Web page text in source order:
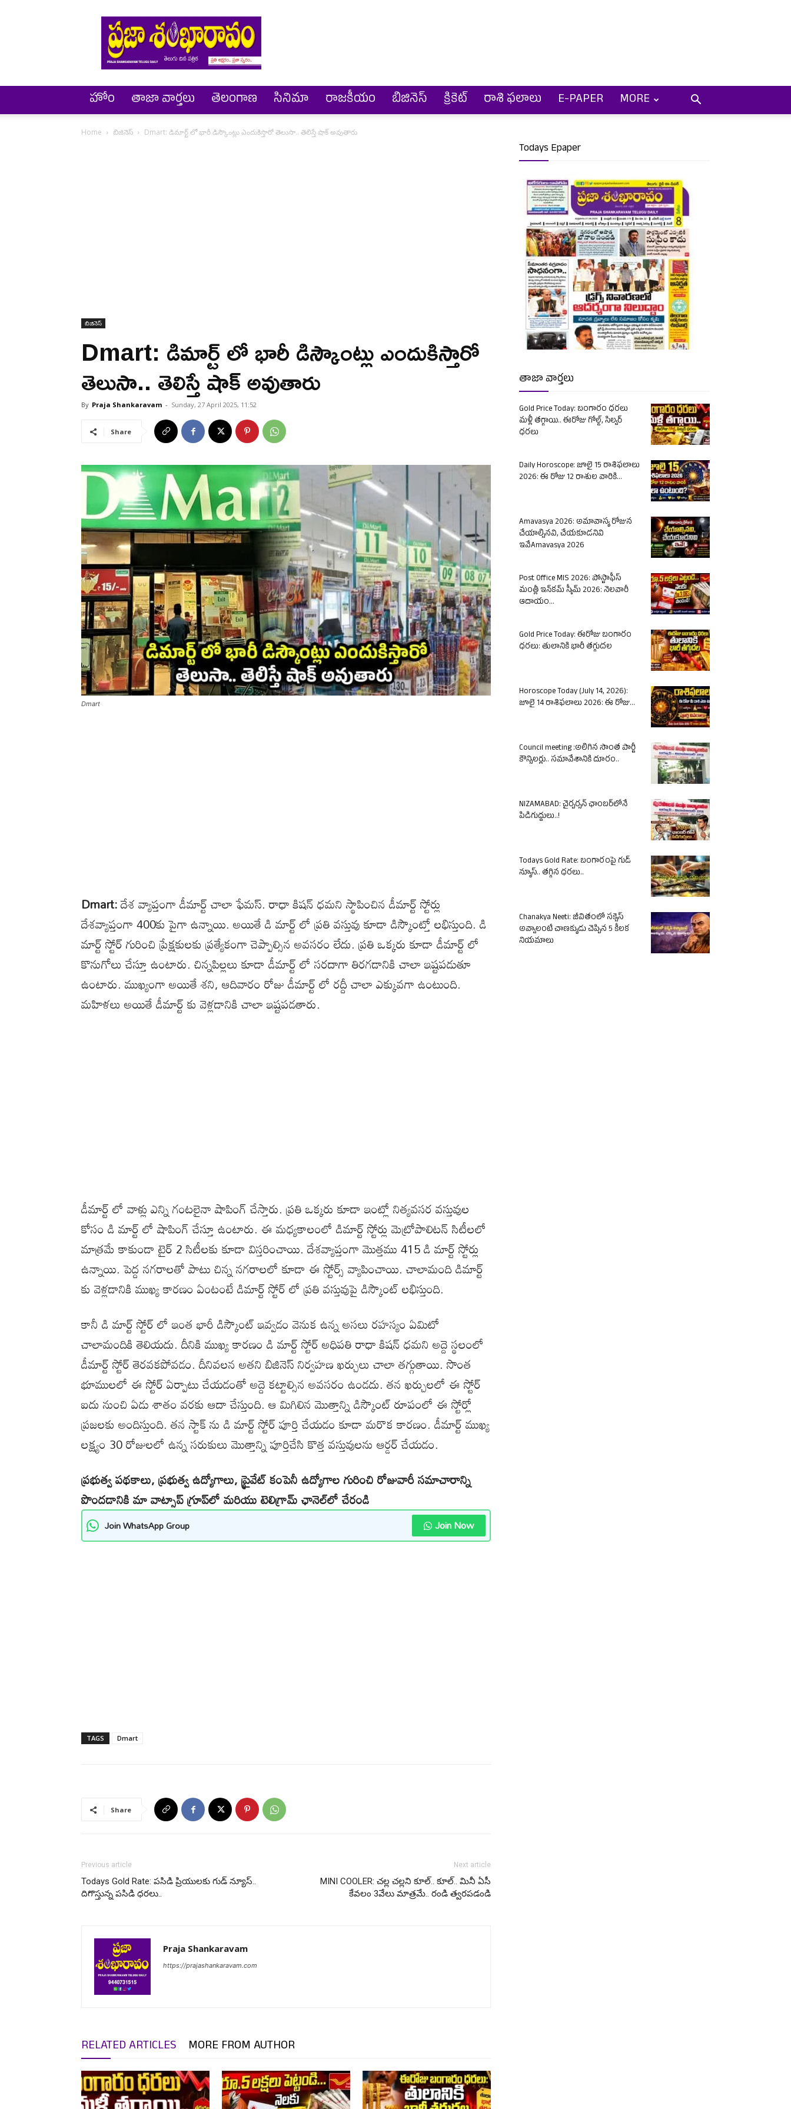
Prajashankaravam
హోం తాజా వార్తలు తెలంగాణ సినిమా రాజకీయం బిజినెస్ క్రికెట్‌ రాశి ఫలాలు E-PAPER MORE
Home బిజినెస్ Dmart: డిమార్ట్ లో భారీ డిస్కౌంట్లు ఎందుకిస్తారో తెలుసా.. తెలిస్తే షాక్ అవుతారు
బిజినెస్
Dmart: డిమార్ట్ లో భారీ డిస్కౌంట్లు ఎందుకిస్తారో
తెలుసా.. తెలిస్తే షాక్ అవుతారు
By Praja Shankaravam - Sunday, 27 April 2025, 11:52
Share
Dmart
Dmart:దేశ వ్యాప్తంగా డీమార్ట్ చాలా ఫేమస్. రాధా కిషన్ ధమని స్థాపించిన డీమార్ట్ స్టోర్లు
దేశవ్యాప్తంగా 400కు పైగా ఉన్నాయి. అయితే డి మార్ట్ లో ప్రతి వస్తువు కూడా డిస్కౌంట్తో లభిస్తుంది. డి
మార్ట్ స్టోర్ గురించి ప్రేక్షకులకు ప్రత్యేకంగా చెప్పాల్సిన అవసరం లేదు. ప్రతి ఒక్కరు కూడా డీమార్ట్ లో
కొనుగోలు చేస్తూ ఉంటారు. చిన్నపిల్లలు కూడా డీమార్ట్ లో సరదాగా తిరగడానికి చాలా ఇష్టపడుతూ
ఉంటారు. ముఖ్యంగా అయితే శని, ఆదివారం రోజు డీమార్ట్ లో రద్దీ చాలా ఎక్కువగా ఉంటుంది.
మహిళలు అయితే డీమార్ట్ కు వెళ్లడానికి చాలా ఇష్టపడతారు.
డీమార్ట్ లో వాళ్లు ఎన్ని గంటలైనా షాపింగ్ చేస్తారు. ప్రతి ఒక్కరు కూడా ఇంట్లో నిత్యవసర వస్తువుల
కోసం డి మార్ట్ లో షాపింగ్ చేస్తూ ఉంటారు. ఈ మధ్యకాలంలో డిమార్ట్ స్టోర్లు మెట్రోపాలిటన్ సిటీలలో
మాత్రమే కాకుండా టైర్ 2 సిటీలకు కూడా విస్తరించాయి. దేశవ్యాప్తంగా మొత్తము 415 డి మార్ట్ స్టోర్లు
ఉన్నాయి. పెద్ద నగరాలతో పాటు చిన్న నగరాలలో కూడా ఈ స్టోర్స్ వ్యాపించాయి. చాలామంది డిమార్ట్
కు వెళ్లడానికి ముఖ్య కారణం ఏంటంటే డిమార్ట్ స్టోర్ లో ప్రతి వస్తువుపై డిస్కౌంట్ లభిస్తుంది.
కానీ డి మార్ట్ స్టోర్ లో ఇంత భారీ డిస్కౌంట్ ఇవ్వడం వెనుక ఉన్న అసలు రహస్యం ఏమిటో
చాలామందికి తెలియదు. దీనికి ముఖ్య కారణం డి మార్ట్ స్టోర్ అధిపతి రాధా కిషన్ ధమని అద్దె స్థలంలో
డీమార్ట్ స్టోర్ తెరవకపోవడం. దీనివలన అతని బిజినెస్ నిర్వహణ ఖర్చులు చాలా తగ్గుతాయి. సొంత
భూములలో ఈ స్టోర్ ఏర్పాటు చేయడంతో అద్దె కట్టాల్సిన అవసరం ఉండదు. తన ఖర్చులలో ఈ స్టోర్
ఐదు నుంచి ఏడు శాతం వరకు ఆదా చేస్తుంది. ఆ మిగిలిన మొత్తాన్ని డిస్కౌంట్ రూపంలో ఈ స్టోర్లో
ప్రజలకు అందిస్తుంది. తన స్టాక్ ను డి మార్ట్ స్టోర్ పూర్తి చేయడం కూడా మరొక కారణం. డీమార్ట్ ముఖ్య
లక్ష్యం 30 రోజులలో ఉన్న సరుకులు మొత్తాన్ని పూర్తిచేసి కొత్త వస్తువులను ఆర్డర్ చేయడం.
ప్రభుత్వ పథకాలు, ప్రభుత్వ ఉద్యోగాలు, ప్రైవేట్ కంపెనీ ఉద్యోగాల గురించి రోజువారీ సమాచారాన్ని
పొందడానికి మా వాట్సాప్ గ్రూప్‌లో మరియు టెలిగ్రామ్ ఛానెల్‌లో చేరండి
Join WhatsApp Group Join Now
TAGS Dmart
Share
Previous article
Todays Gold Rate: పసిడి ప్రియులకు గుడ్ న్యూస్..
దిగొస్తున్న పసిడి ధరలు..
Next article
MINI COOLER: చల్ల చల్లని కూల్.. కూల్.. మినీ ఏసీ
కేవలం 3వేలు మాత్రమే.. రండి త్వరపడండి
Praja Shankaravam
https://prajashankaravam.com
RELATED ARTICLES MORE FROM AUTHOR
Todays Epaper
తాజా వార్తలు
Gold Price Today: బంగారం ధరలు
మళ్లీ తగ్గాయి.. ఈరోజు గోల్డ్, సిల్వర్
ధరలు
Daily Horoscope: జూలై 15 రాశిఫలాలు
2026: ఈ రోజు 12 రాశుల వారికి...
Amavasya 2026: అమావాస్య రోజున
చేయాల్సినవి, చేయకూడనివి
ఇవేAmavasya 2026
Post Office MIS 2026: పోస్టాఫీస్
మంత్లీ ఇన్‌కమ్ స్కీమ్ 2026: నెలవారీ
ఆదాయం...
Gold Price Today: ఈరోజు బంగారం
ధరలు: తులానికి భారీ తగ్గుదల
Horoscope Today (July 14, 2026):
జూలై 14 రాశిఫలాలు 2026: ఈ రోజు...
Council meeting :అలిగిన సొంత పార్టీ
కౌన్సిలర్లు.. సమావేశానికి దూరం..
NIZAMABAD: చైర్పర్సన్ ఛాంబర్‌లోనే
పిడిగుద్దులు..!
Todays Gold Rate: బంగారంపై గుడ్
న్యూస్.. తగ్గిన ధరలు..
Chanakya Neeti: జీవితంలో సక్సెస్
అవ్వాలంటే చాణక్యుడు చెప్పిన 5 కీలక
నియమాలు